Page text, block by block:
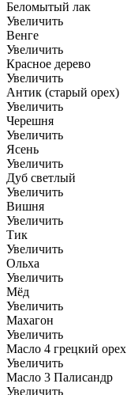
Беломытый лак
Увеличить
Венге
Увеличить
Красное дерево
Увеличить
Антик (старый орех)
Увеличить
Черешня
Увеличить
Ясень
Увеличить
Дуб светлый
Увеличить
Вишня
Увеличить
Тик
Увеличить
Ольха
Увеличить
Мёд
Увеличить
Махагон
Увеличить
Масло 4 грецкий орех
Увеличить
Масло 3 Палисандр
Увеличить